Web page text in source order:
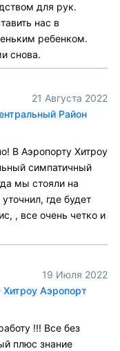
для рук.
нас в
ребенком.
снова.
21 Августа 2022
Район
В Аэропорту Хитроу
симпатичный
мы стояли на
где будет
, все очень четко и
19 Июля 2022
Аэропорт
!!! Все без
плюс знание